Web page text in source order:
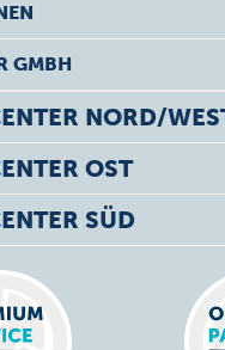
GMBH
NORD/
OST
SÜD